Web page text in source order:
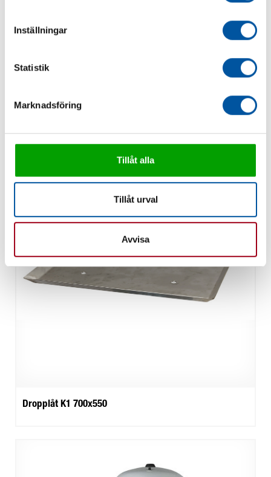
Inställningar
Statistik
Marknadsföring
Tillåt alla
Tillåt urval
Avvisa
Dropplåt H1 450x350
Dropplåt K1 700x550